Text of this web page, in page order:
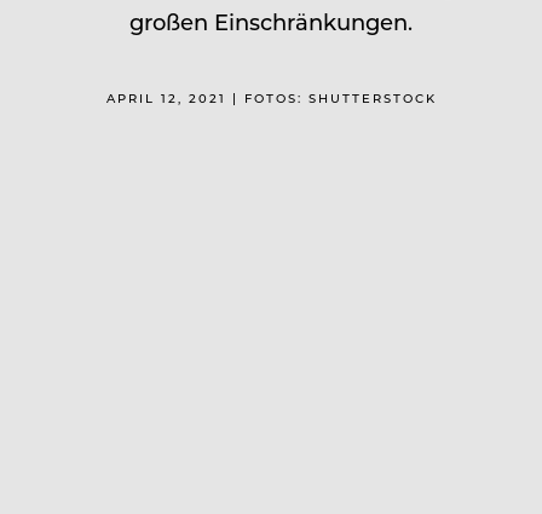
großen Einschränkungen.
APRIL 12, 2021 | FOTOS: SHUTTERSTOCK